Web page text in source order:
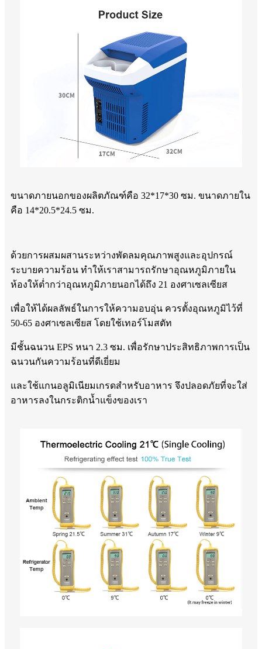
ขนาดภายนอกของผลิตภัณฑ์คือ 32*17*30 ซม. ขนาดภายใน
คือ 14*20.5*24.5 ซม.
ด้วยการผสมผสานระหว่างพัดลมคุณภาพสูงและอุปกรณ์
ระบายความร้อน ทำให้เราสามารถรักษาอุณหภูมิภายใน
ห้องให้ต่ำกว่าอุณหภูมิภายนอกได้ถึง 21 องศาเซลเซียส
เพื่อให้ได้ผลลัพธ์ในการให้ความอบอุ่น ควรตั้งอุณหภูมิไว้ที่
50-65 องศาเซลเซียส โดยใช้เทอร์โมสตัท
มีชั้นฉนวน EPS หนา 2.3 ซม. เพื่อรักษาประสิทธิภาพการเป็น
ฉนวนกันความร้อนที่ดีเยี่ยม
และใช้แกนอลูมิเนียมเกรดสำหรับอาหาร จึงปลอดภัยที่จะใส่
อาหารลงในกระติกน้ำแข็งของเรา